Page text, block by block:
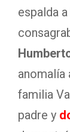
espalda
anomalía
familia
padre y